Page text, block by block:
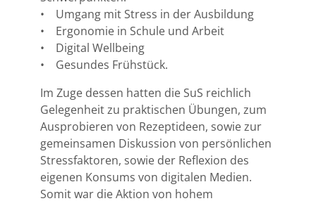
• Umgang mit Stress in der Ausbildung
• Ergonomie in Schule und Arbeit
• Digital Wellbeing
• Gesundes Frühstück.
Im Zuge dessen hatten die SuS reichlich
Gelegenheit zu praktischen Übungen, zum
Ausprobieren von Rezeptideen, sowie zur
gemeinsamen Diskussion von persönlichen
Stressfaktoren, sowie der Reflexion des
eigenen Konsums von digitalen Medien.
Somit war die Aktion von hohem